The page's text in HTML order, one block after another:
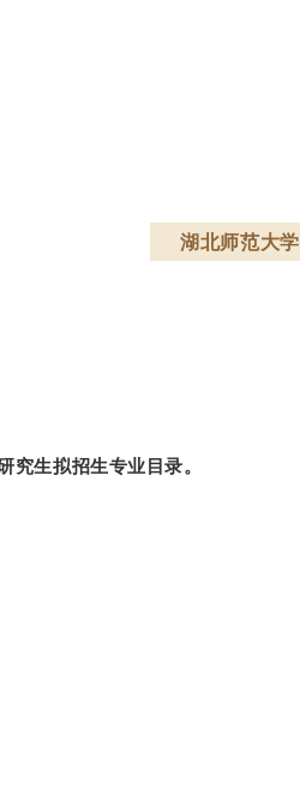
湖北师范大学
生拟招生专业目录。